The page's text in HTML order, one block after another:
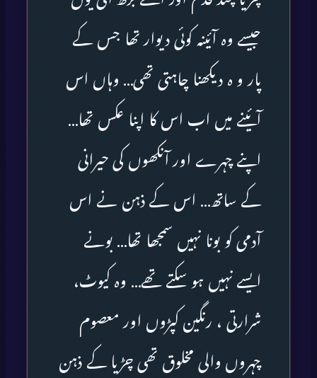
جیسے وہ آئینہ کوئی دیوار تھا جس کے
پار و ہ دیکھنا چاہتی تھی… وہاں اس
آئینے میں اب اس کا اپنا عکس تھا…
اپنے چہرے اور آنکھوں کی حیرانی
کے ساتھ… اس کے ذہن نے اس
آدمی کو بونا نہیں سمجھا تھا… بونے
ایسے نہیں ہو سکتے تھے… وہ کیوٹ،
شرارتی ، رنگین کپڑوں اور معصوم
چہروں والی مخلوق تھی چڑیا کے ذہن